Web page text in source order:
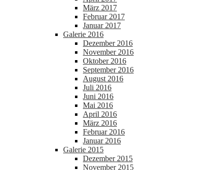
März 2017
Februar 2017
Januar 2017
Galerie 2016
Dezember 2016
November 2016
Oktober 2016
September 2016
August 2016
Juli 2016
Juni 2016
Mai 2016
April 2016
März 2016
Februar 2016
Januar 2016
Galerie 2015
Dezember 2015
November 2015